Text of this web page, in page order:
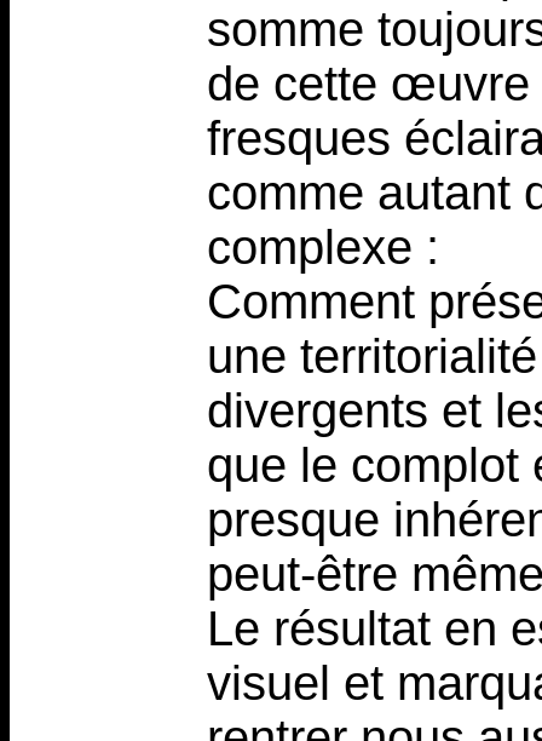
somme
de cette œuvre
fresques
comme autant
complexe :
Comment
une
divergents et
que le complot
presque
peut-être
Le résultat en
visuel et